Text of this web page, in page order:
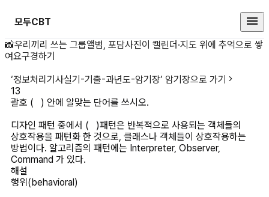
모두CBT
괄호 ( ) 안에 알맞는 단어를 쓰시
📸우리끼리 쓰는 그룹앨범, 포담사진이 캘린더·지도 위에 추억으로 쌓
여요구경하기
‘정보처리기사실기-기출-과년도-암기장’ 암기장으로 가기
13
괄호 (   ) 안에 알맞는 단어를 쓰시오.
디자인 패턴 중에서 (   )패턴은 반복적으로 사용되는 객체들의
상호작용을 패턴화 한 것으로, 클래스나 객체들이 상호작용하는
방법이다. 알고리즘의 패턴에는 Interpreter, Observer,
Command 가 있다.
해설
행위(behavioral)